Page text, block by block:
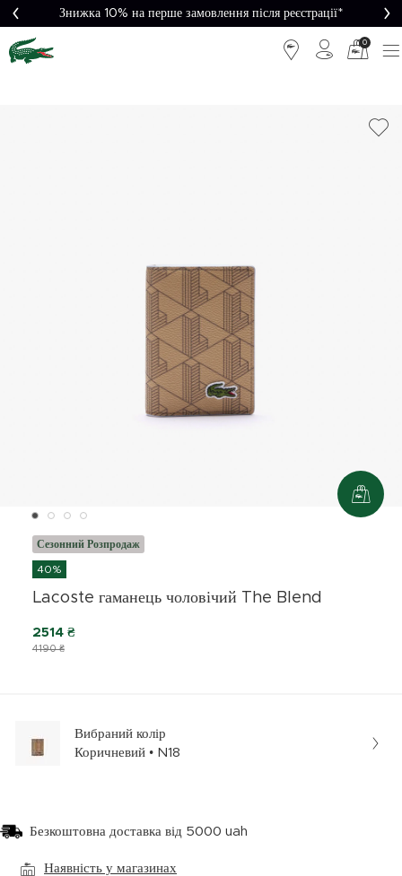
Знижка 10% на перше замовлення після реєстрації*
0
Сезонний Розпродаж
40%
Lacoste гаманець чоловічий The Blend
4190 ₴
2514 ₴
Вибраний колір
Коричневий • N18
Безкоштовна доставка від 5000 uah
Наявність у магазинах
доставка від
5000₴*